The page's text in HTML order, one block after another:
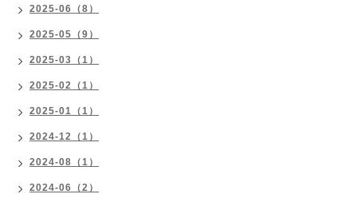
2025-06（8）
2025-05（9）
2025-03（1）
2025-02（1）
2025-01（1）
2024-12（1）
2024-08（1）
2024-06（2）